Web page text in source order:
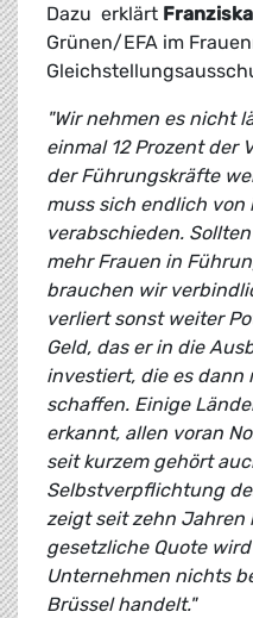
Dazu erklärt
Grünen/EFA im
"Wir nehmen es nicht
einmal 12 Prozent der
der Führungskräfte
muss sich endlich
verabschieden.
mehr Frauen in
brauchen wir
verliert sonst weiter
Geld, das er in die
investiert, die es
schaffen. Einige
erkannt, allen voran
seit kurzem gehört
Selbstverpflichtung
zeigt seit zehn Jahren
gesetzliche Quote
Unternehmen nichts
Brüssel handelt."